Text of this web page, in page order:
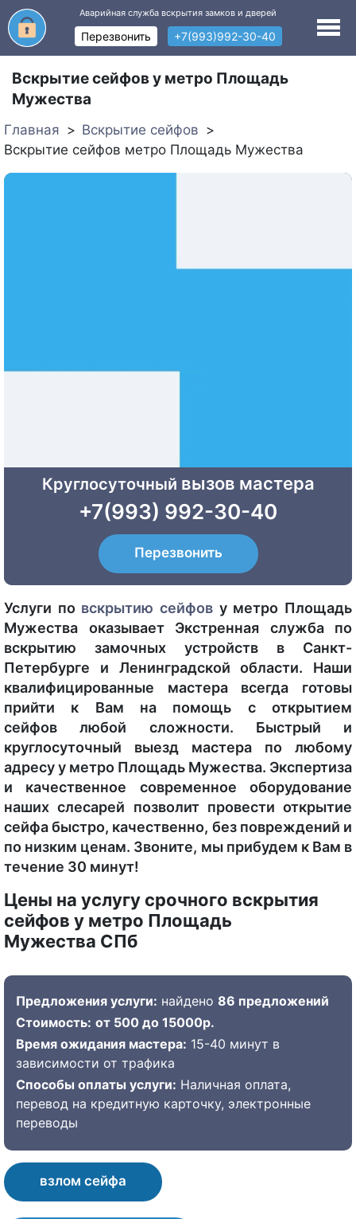
Аварийная служба вскрытия замков и дверей
Перезвонить +7(993)992-30-40
Вскрытие сейфов у метро Площадь
Мужества
Главная
Вскрытие сейфов
Вскрытие сейфов метро Площадь Мужества
Круглосуточный вызов мастера
+7(993) 992-30-40
Перезвонить
Услуги по вскрытию сейфов у метро Площадь
Мужества оказывает Экстренная служба по
вскрытию замочных устройств в Санкт-
Петербурге и Ленинградской области. Наши
квалифицированные мастера всегда готовы
прийти к Вам на помощь с открытием
сейфов любой сложности. Быстрый и
круглосуточный выезд мастера по любому
адресу у метро Площадь Мужества. Экспертиза
и качественное современное оборудование
наших слесарей позволит провести открытие
сейфа быстро, качественно, без повреждений и
по низким ценам. Звоните, мы прибудем к Вам в
течение 30 минут!
Цены на услугу срочного вскрытия
сейфов у метро Площадь
Мужества СПб
Предложения услуги: найдено 86 предложений
Стоимость: от 500 до 15000р.
Время ожидания мастера: 15-40 минут в
зависимости от трафика
Способы оплаты услуги: Наличная оплата,
перевод на кредитную карточку, электронные
переводы
взлом сейфа